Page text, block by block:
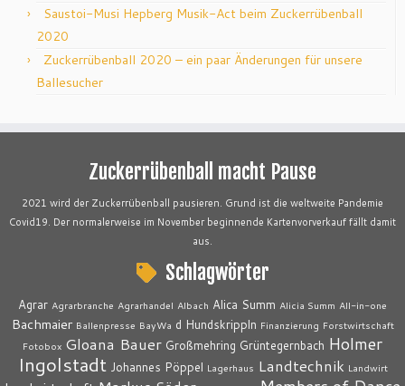
Saustoi-Musi Hepberg Musik-Act beim Zuckerrübenball
2020
Zuckerrübenball 2020 – ein paar Änderungen für unsere
Ballesucher
Zuckerrübenball macht Pause
2021 wird der Zuckerrübenball pausieren. Grund ist die weltweite Pandemie
Covid19. Der normalerweise im November beginnende Kartenvorverkauf fällt damit
aus.
Schlagwörter
Agrar Agrarbranche Agrarhandel Albach Alica Summ Alicia Summ All-in-one
Bachmaier Ballenpresse BayWa d Hundskrippln Finanzierung Forstwirtschaft
Fotobox Gloana Bauer Großmehring Grüntegernbach Holmer
Ingolstadt Johannes Pöppel Lagerhaus Landtechnik Landwirt